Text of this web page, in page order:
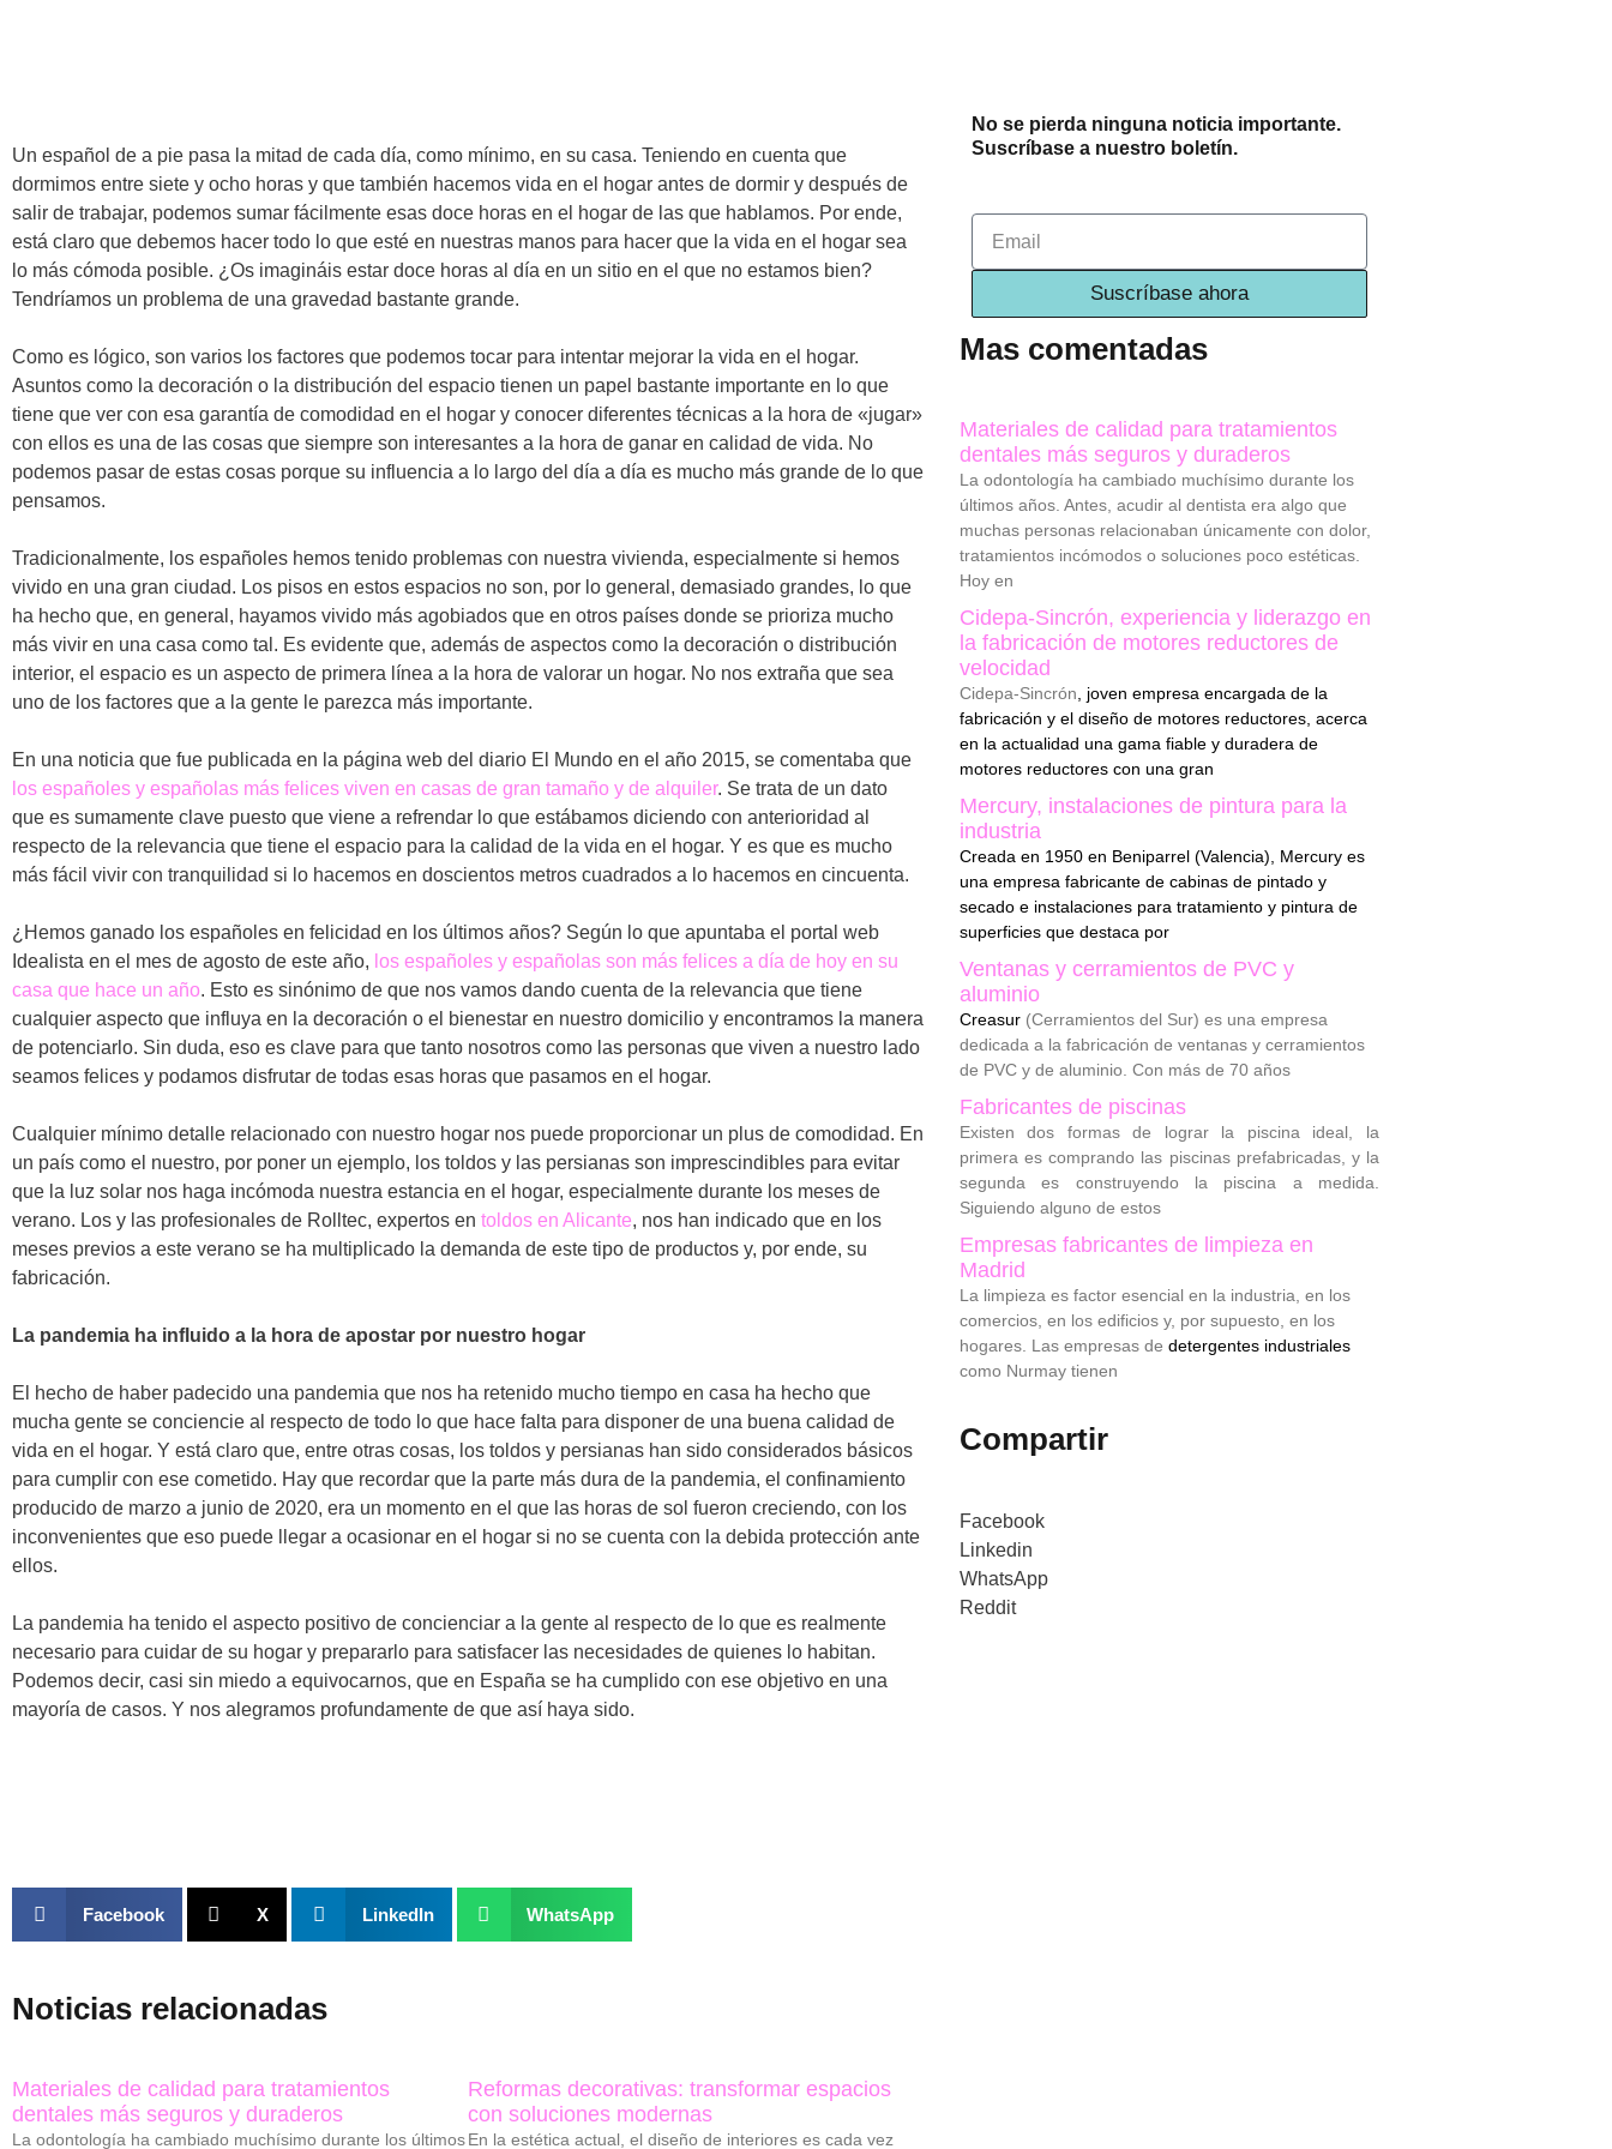
Un español de a pie pasa la mitad de cada día, como mínimo, en su casa. Teniendo en cuenta que
dormimos entre siete y ocho horas y que también hacemos vida en el hogar antes de dormir y después de
salir de trabajar, podemos sumar fácilmente esas doce horas en el hogar de las que hablamos. Por ende,
está claro que debemos hacer todo lo que esté en nuestras manos para hacer que la vida en el hogar sea
lo más cómoda posible. ¿Os imagináis estar doce horas al día en un sitio en el que no estamos bien?
Tendríamos un problema de una gravedad bastante grande.
Como es lógico, son varios los factores que podemos tocar para intentar mejorar la vida en el hogar.
Asuntos como la decoración o la distribución del espacio tienen un papel bastante importante en lo que
tiene que ver con esa garantía de comodidad en el hogar y conocer diferentes técnicas a la hora de «jugar»
con ellos es una de las cosas que siempre son interesantes a la hora de ganar en calidad de vida. No
podemos pasar de estas cosas porque su influencia a lo largo del día a día es mucho más grande de lo que
pensamos.
Tradicionalmente, los españoles hemos tenido problemas con nuestra vivienda, especialmente si hemos
vivido en una gran ciudad. Los pisos en estos espacios no son, por lo general, demasiado grandes, lo que
ha hecho que, en general, hayamos vivido más agobiados que en otros países donde se prioriza mucho
más vivir en una casa como tal. Es evidente que, además de aspectos como la decoración o distribución
interior, el espacio es un aspecto de primera línea a la hora de valorar un hogar. No nos extraña que sea
uno de los factores que a la gente le parezca más importante.
En una noticia que fue publicada en la página web del diario El Mundo en el año 2015, se comentaba que
los españoles y españolas más felices viven en casas de gran tamaño y de alquiler. Se trata de un dato
que es sumamente clave puesto que viene a refrendar lo que estábamos diciendo con anterioridad al
respecto de la relevancia que tiene el espacio para la calidad de la vida en el hogar. Y es que es mucho
más fácil vivir con tranquilidad si lo hacemos en doscientos metros cuadrados a lo hacemos en cincuenta.
¿Hemos ganado los españoles en felicidad en los últimos años? Según lo que apuntaba el portal web
Idealista en el mes de agosto de este año, los españoles y españolas son más felices a día de hoy en su
casa que hace un año. Esto es sinónimo de que nos vamos dando cuenta de la relevancia que tiene
cualquier aspecto que influya en la decoración o el bienestar en nuestro domicilio y encontramos la manera
de potenciarlo. Sin duda, eso es clave para que tanto nosotros como las personas que viven a nuestro lado
seamos felices y podamos disfrutar de todas esas horas que pasamos en el hogar.
Cualquier mínimo detalle relacionado con nuestro hogar nos puede proporcionar un plus de comodidad. En
un país como el nuestro, por poner un ejemplo, los toldos y las persianas son imprescindibles para evitar
que la luz solar nos haga incómoda nuestra estancia en el hogar, especialmente durante los meses de
verano. Los y las profesionales de Rolltec, expertos en toldos en Alicante, nos han indicado que en los
meses previos a este verano se ha multiplicado la demanda de este tipo de productos y, por ende, su
fabricación.
La pandemia ha influido a la hora de apostar por nuestro hogar
El hecho de haber padecido una pandemia que nos ha retenido mucho tiempo en casa ha hecho que
mucha gente se conciencie al respecto de todo lo que hace falta para disponer de una buena calidad de
vida en el hogar. Y está claro que, entre otras cosas, los toldos y persianas han sido considerados básicos
para cumplir con ese cometido. Hay que recordar que la parte más dura de la pandemia, el confinamiento
producido de marzo a junio de 2020, era un momento en el que las horas de sol fueron creciendo, con los
inconvenientes que eso puede llegar a ocasionar en el hogar si no se cuenta con la debida protección ante
ellos.
La pandemia ha tenido el aspecto positivo de concienciar a la gente al respecto de lo que es realmente
necesario para cuidar de su hogar y prepararlo para satisfacer las necesidades de quienes lo habitan.
Podemos decir, casi sin miedo a equivocarnos, que en España se ha cumplido con ese objetivo en una
mayoría de casos. Y nos alegramos profundamente de que así haya sido.
Facebook X LinkedIn WhatsApp
Noticias relacionadas
Materiales de calidad para tratamientos
dentales más seguros y duraderos
La odontología ha cambiado muchísimo durante los últimos
Reformas decorativas: transformar espacios
con soluciones modernas
En la estética actual, el diseño de interiores es cada vez
No se pierda ninguna noticia importante.
Suscríbase a nuestro boletín.
Suscríbase ahora
Mas comentadas
Materiales de calidad para tratamientos
dentales más seguros y duraderos
La odontología ha cambiado muchísimo durante los
últimos años. Antes, acudir al dentista era algo que
muchas personas relacionaban únicamente con dolor,
tratamientos incómodos o soluciones poco estéticas.
Hoy en
Cidepa-Sincrón, experiencia y liderazgo en
la fabricación de motores reductores de
velocidad
Cidepa-Sincrón , joven empresa encargada de la
fabricación y el diseño de motores reductores, acerca
en la actualidad una gama fiable y duradera de
motores reductores con una gran
Mercury, instalaciones de pintura para la
industria
Creada en 1950 en Beniparrel (Valencia), Mercury es
una empresa fabricante de cabinas de pintado y
secado e instalaciones para tratamiento y pintura de
superficies que destaca por
Ventanas y cerramientos de PVC y
aluminio
Creasur (Cerramientos del Sur) es una empresa
dedicada a la fabricación de ventanas y cerramientos
de PVC y de aluminio. Con más de 70 años
Fabricantes de piscinas
Existen dos formas de lograr la piscina ideal, la
primera es comprando las piscinas prefabricadas, y la
segunda es construyendo la piscina a medida.
Siguiendo alguno de estos
Empresas fabricantes de limpieza en
Madrid
La limpieza es factor esencial en la industria, en los
comercios, en los edificios y, por supuesto, en los
hogares. Las empresas de detergentes industriales
como Nurmay tienen
Compartir
Facebook
Linkedin
WhatsApp
Reddit